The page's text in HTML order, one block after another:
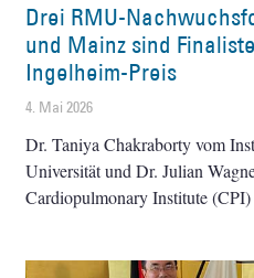
Drei RMU-
und Mainz sind
Ingelheim-Preis
4. Mai 2026
Dr. Taniya Chakraborty vom
Universität und Dr. Julian
Cardiopulmonary Institute